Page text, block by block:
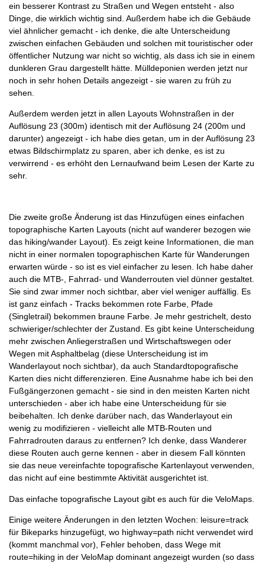
ein besserer Kontrast zu Straßen und Wegen entsteht - also
Dinge, die wirklich wichtig sind. Außerdem habe ich die Gebäude
viel ähnlicher gemacht - ich denke, die alte Unterscheidung
zwischen einfachen Gebäuden und solchen mit touristischer oder
öffentlicher Nutzung war nicht so wichtig, als dass ich sie in einem
dunkleren Grau dargestellt hätte. Mülldeponien werden jetzt nur
noch in sehr hohen Details angezeigt - sie waren zu früh zu
sehen.
Außerdem werden jetzt in allen Layouts Wohnstraßen in der
Auflösung 23 (300m) identisch mit der Auflösung 24 (200m und
darunter) angezeigt - ich habe dies getan, um in der Auflösung 23
etwas Bildschirmplatz zu sparen, aber ich denke, es ist zu
verwirrend - es erhöht den Lernaufwand beim Lesen der Karte zu
sehr.
Die zweite große Änderung ist das Hinzufügen eines einfachen
topographische Karten Layouts (nicht auf wanderer bezogen wie
das hiking/wander Layout). Es zeigt keine Informationen, die man
nicht in einer normalen topographischen Karte für Wanderungen
erwarten würde - so ist es viel einfacher zu lesen. Ich habe daher
auch die MTB-, Fahrrad- und Wanderrouten viel dünner gestaltet.
Sie sind zwar immer noch sichtbar, aber viel weniger auffällig. Es
ist ganz einfach - Tracks bekommen rote Farbe, Pfade
(Singletrail) bekommen braune Farbe. Je mehr gestrichelt, desto
schwieriger/schlechter der Zustand. Es gibt keine Unterscheidung
mehr zwischen Anliegerstraßen und Wirtschaftswegen oder
Wegen mit Asphaltbelag (diese Unterscheidung ist im
Wanderlayout noch sichtbar), da auch Standardtopografische
Karten dies nicht differenzieren. Eine Ausnahme habe ich bei den
Fußgängerzonen gemacht - sie sind in den meisten Karten nicht
unterschieden - aber ich habe eine Unterscheidung für sie
beibehalten. Ich denke darüber nach, das Wanderlayout ein
wenig zu modifizieren - vielleicht alle MTB-Routen und
Fahrradrouten daraus zu entfernen? Ich denke, dass Wanderer
diese Routen auch gerne kennen - aber in diesem Fall könnten
sie das neue vereinfachte topografische Kartenlayout verwenden,
das nicht auf eine bestimmte Aktivität ausgerichtet ist.
Das einfache topografische Layout gibt es auch für die VeloMaps.
Einige weitere Änderungen in den letzten Wochen: leisure=track
für Bikeparks hinzugefügt, wo highway=path nicht verwendet wird
(kommt manchmal vor), Fehler behoben, dass Wege mit
route=hiking in der VeloMap dominant angezeigt wurden (so dass